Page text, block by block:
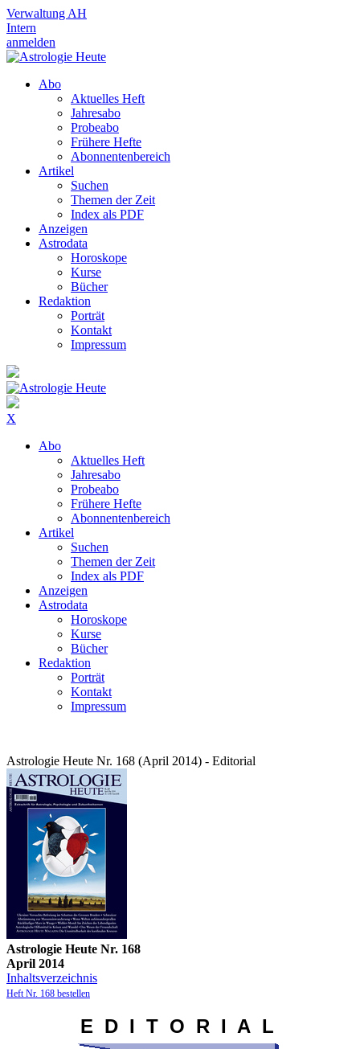
Verwaltung AH
Intern
anmelden
Abo
Aktuelles Heft
Jahresabo
Probeabo
Frühere Hefte
Abonnentenbereich
Artikel
Suchen
Themen der Zeit
Index als PDF
Anzeigen
Astrodata
Horoskope
Kurse
Bücher
Redaktion
Porträt
Kontakt
Impressum
X
Abo
Aktuelles Heft
Jahresabo
Probeabo
Frühere Hefte
Abonnentenbereich
Artikel
Suchen
Themen der Zeit
Index als PDF
Anzeigen
Astrodata
Horoskope
Kurse
Bücher
Redaktion
Porträt
Kontakt
Impressum
Astrologie Heute Nr. 168 (April 2014) - Editorial
Astrologie Heute Nr. 168
April 2014
Inhaltsverzeichnis
Heft Nr. 168 bestellen
E D I T O R I A L